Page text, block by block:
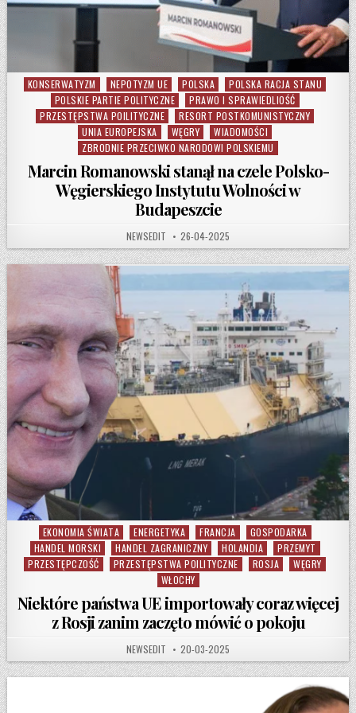
Posted in
KONSERWATYZM NEPOTYZM UE POLSKA
POLSKA RACJA STANU
POLSKIE PARTIE POLITYCZNE
PRAWO I SPRAWIEDLIOŚĆ
PRZESTĘPSTWA POILITYCZNE
RESORT POSTKOMUNISTYCZNY
UNIA EUROPEJSKA
WĘGRY
WIADOMOŚCI
ZBRODNIE PRZECIWKO NARODOWI POLSKIEMU
Marcin Romanowski stanął na czele Polsko-
Węgierskiego Instytutu Wolności w
Budapeszcie
AUTHOR:
NEWSEDIT PUBLISHED DATE:
26-04-2025
Posted in
EKONOMIA ŚWIATA ENERGETYKA FRANCJA
GOSPODARKA
HANDEL MORSKI
HANDEL ZAGRANICZNY HOLANDIA
PRZEMYT
PRZESTĘPCZOŚĆ
PRZESTĘPSTWA POILITYCZNE ROSJA
WĘGRY
WŁOCHY
Niektóre państwa UE importowały coraz więcej
z Rosji zanim zaczęto mówić o pokoju
AUTHOR:
NEWSEDIT PUBLISHED DATE:
20-03-2025